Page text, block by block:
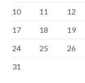
10
11 12
17
18 19
24
25 26
31